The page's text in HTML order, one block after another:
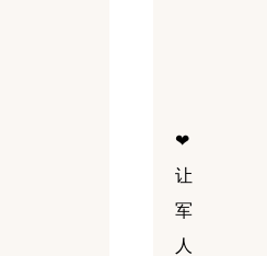
❤
让
军
人